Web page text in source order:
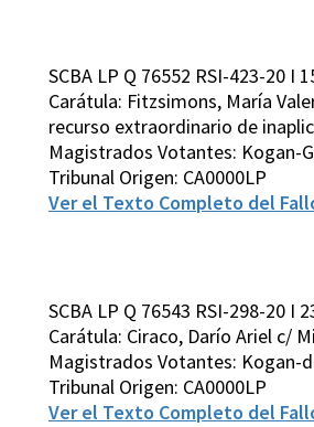
SCBA LP Q 76552 RSI-423-20 I
Carátula: Fitzsimons, María
recurso extraordinario de
Magistrados Votantes: Kogan-
Tribunal Origen: CA0000LP
Ver el Texto Completo del
SCBA LP Q 76543 RSI-298-20 I
Carátula: Ciraco, Darío Ariel c/
Magistrados Votantes: Kogan-
Tribunal Origen: CA0000LP
Ver el Texto Completo del